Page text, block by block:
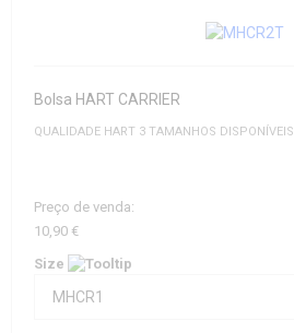
Bolsa HART CARRIER
QUALIDADE HART 3 TAMANHOS DISPONÍVEIS
Preço de venda:
10,90 €
Size